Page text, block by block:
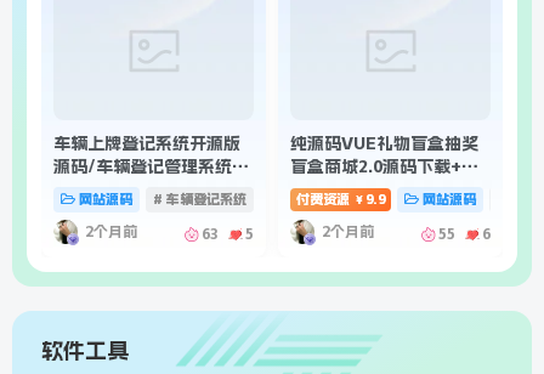
车辆上牌登记系统开源版
源码/车辆登记管理系统源
网站源码 # 车辆登记系统 # 车辆登记管理系统
2个月前 63 5
纯源码VUE礼物盲盒抽奖
盲盒商城2.0源码下载+完
整视频教程
付费资源 ￥ 9.9 网站源码
2个月前 55 6
软件工具